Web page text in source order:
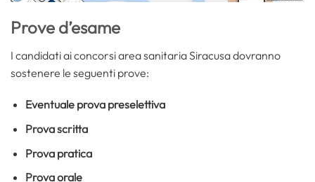
Prove d’esame
I candidati ai concorsi area sanitaria Siracusa dovranno
sostenere le seguenti prove:
Eventuale prova preselettiva
Prova scritta
Prova pratica
Prova orale